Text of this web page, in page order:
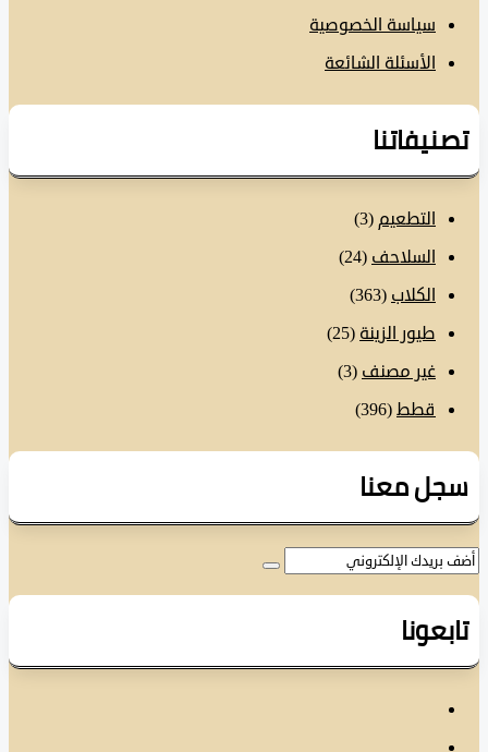
سياسة الخصوصية
الأسئلة الشائعة
التطعيم(3)
السلاحف(24)
الكلاب(363)
طيور الزينة (25)
غير مصنف(3)
قطط
(396)
معنا